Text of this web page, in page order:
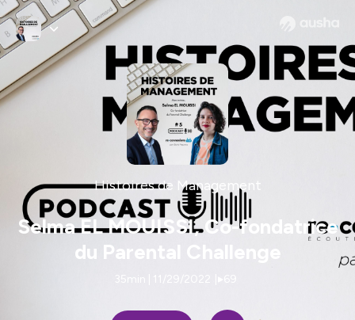
Histoires de Management
Selma EL MOUISSI, Co-fondatrice
du Parental Challenge